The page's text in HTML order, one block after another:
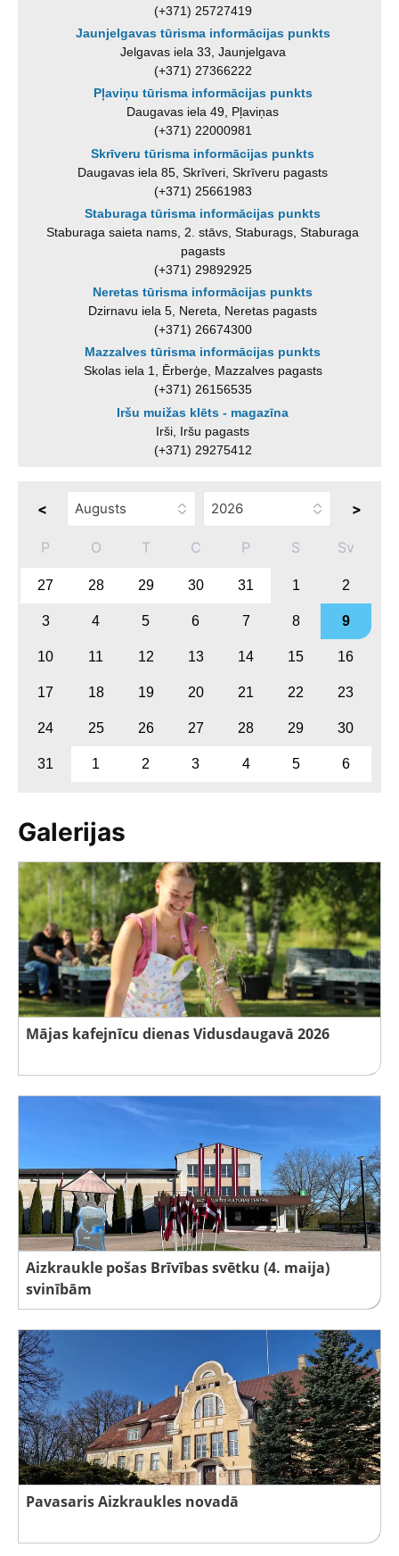
(+371) 25727419
Jaunjelgavas tūrisma informācijas punkts
Jelgavas iela 33, Jaunjelgava
(+371) 27366222
Pļaviņu tūrisma informācijas punkts
Daugavas iela 49, Pļaviņas
(+371) 22000981
Skrīveru tūrisma informācijas punkts
Daugavas iela 85, Skrīveri, Skrīveru pagasts
(+371) 25661983
Staburaga tūrisma informācijas punkts
Staburaga saieta nams, 2. stāvs, Staburags, Staburaga
pagasts
(+371) 29892925
Neretas tūrisma informācijas punkts
Dzirnavu iela 5, Nereta, Neretas pagasts
(+371) 26674300
Mazzalves tūrisma informācijas punkts
Skolas iela 1, Ērberģe, Mazzalves pagasts
(+371) 26156535
Iršu muižas klēts - magazīna
Irši, Iršu pagasts
(+371) 29275412
< >
P O T C P S Sv
27 28 29 30 31 1 2
3 4 5 6 7 8 9
10 11 12 13 14 15 16
17 18 19 20 21 22 23
24 25 26 27 28 29 30
31 1 2 3 4 5 6
Galerijas
Mājas kafejnīcu dienas Vidusdaugavā 2026
Aizkraukle pošas Brīvības svētku (4. maija)
svinībām
Pavasaris Aizkraukles novadā